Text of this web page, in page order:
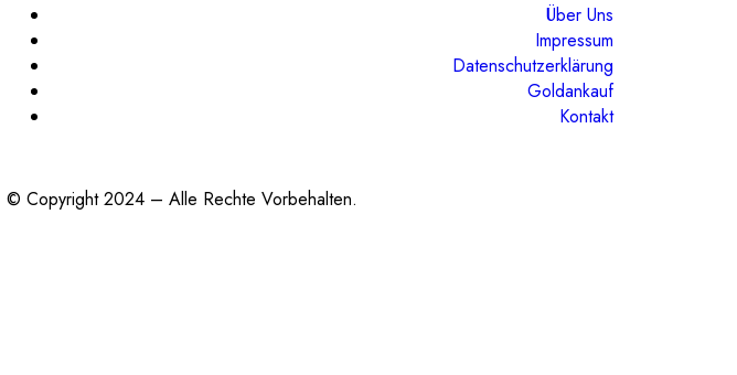
Über Uns
Impressum
Datenschutzerklärung
Goldankauf
Kontakt
© Copyright 2024 – Alle Rechte Vorbehalten.